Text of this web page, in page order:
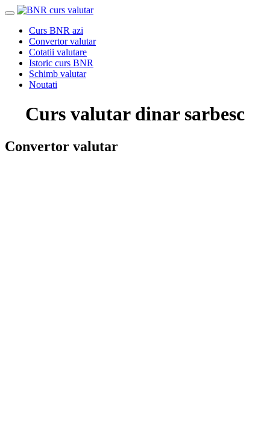
Curs BNR azi
Convertor valutar
Cotatii valutare
Istoric curs BNR
Schimb valutar
Noutati
Curs valutar dinar sarbesc
Convertor valutar